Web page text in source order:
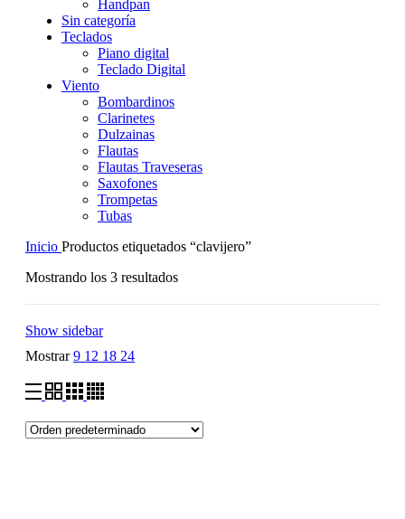
Handpan
Sin categoría
Teclados
Piano digital
Teclado Digital
Viento
Bombardinos
Clarinetes
Dulzainas
Flautas
Flautas Traveseras
Saxofones
Trompetas
Tubas
Inicio Productos etiquetados “clavijero”
Mostrando los 3 resultados
Show sidebar
Mostrar9 12 18 24